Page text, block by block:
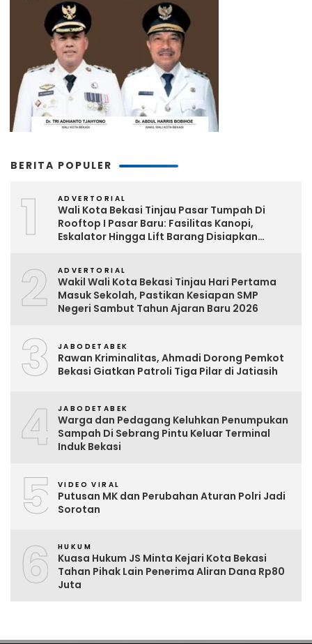
BERITA POPULER
1 ADVERTORIAL
Wali Kota Bekasi Tinjau Pasar Tumpah Di
Rooftop I Pasar Baru: Fasilitas Kanopi,
Eskalator Hingga Lift Barang Disiapkan
2 ADVERTORIAL
Wakil Wali Kota Bekasi Tinjau Hari Pertama
Masuk Sekolah, Pastikan Kesiapan SMP
Negeri Sambut Tahun Ajaran Baru 2026
3 JABODETABEK
Rawan Kriminalitas, Ahmadi Dorong Pemkot
Bekasi Giatkan Patroli Tiga Pilar di Jatiasih
4 JABODETABEK
Warga dan Pedagang Keluhkan Penumpukan
Sampah Di Sebrang Pintu Keluar Terminal
Induk Bekasi
5 VIDEO VIRAL
Putusan MK dan Perubahan Aturan Polri Jadi
Sorotan
6 HUKUM
Kuasa Hukum JS Minta Kejari Kota Bekasi
Tahan Pihak Lain Penerima Aliran Dana Rp80
Juta